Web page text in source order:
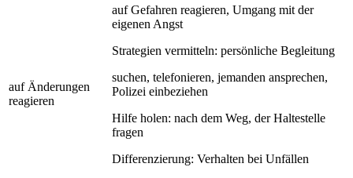
auf Änderungen
reagieren
auf Gefahren reagieren, Umgang mit der
eigenen Angst
Strategien vermitteln: persönliche Begleitung
suchen, telefonieren, jemanden ansprechen,
Polizei einbeziehen
Hilfe holen: nach dem Weg, der Haltestelle
fragen
Differenzierung: Verhalten bei Unfällen